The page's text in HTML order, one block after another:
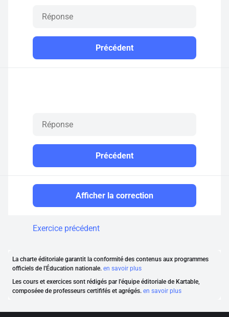
Précédent
Précédent
Afficher la correction
Exercice précédent
La charte éditoriale garantit la conformité des contenus aux programmes
officiels de l'Éducation nationale. en savoir plus
Les cours et exercices sont rédigés par l'équipe éditoriale de Kartable,
composéee de professeurs certififés et agrégés. en savoir plus